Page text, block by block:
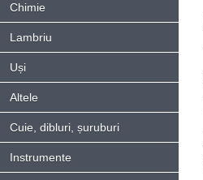
Chimie
Lambriu
Uși
Altele
Cuie, dibluri, șuruburi
Instrumente